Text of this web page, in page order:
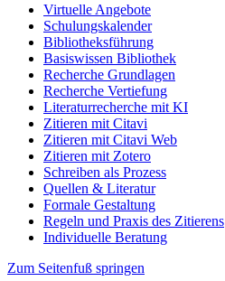
Virtuelle Angebote
Schulungskalender
Bibliotheksführung
Basiswissen Bibliothek
Recherche Grundlagen
Recherche Vertiefung
Literaturrecherche mit KI
Zitieren mit Citavi
Zitieren mit Citavi Web
Zitieren mit Zotero
Schreiben als Prozess
Quellen & Literatur
Formale Gestaltung
Regeln und Praxis des Zitierens
Individuelle Beratung
Zum Seitenfuß springen